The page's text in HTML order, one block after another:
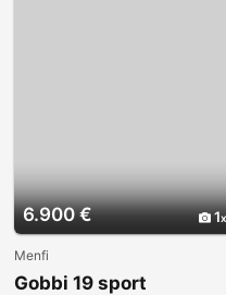
6.900 € 1
Menfi
Gobbi 19 sport